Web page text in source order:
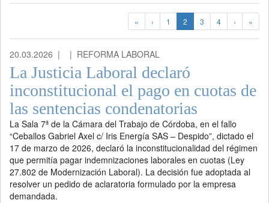
« ‹ 1 2 3 4 › »
20.03.2026 | | REFORMA LABORAL
La Justicia Laboral declaró
inconstitucional el pago en cuotas de
las sentencias condenatorias
La Sala 7ª de la Cámara del Trabajo de Córdoba, en el fallo
“Ceballos Gabriel Axel c/ Iris Energía SAS – Despido”, dictado el
17 de marzo de 2026, declaró la inconstitucionalidad del régimen
que permitía pagar indemnizaciones laborales en cuotas (Ley
27.802 de Modernización Laboral). La decisión fue adoptada al
resolver un pedido de aclaratoria formulado por la empresa
demandada.